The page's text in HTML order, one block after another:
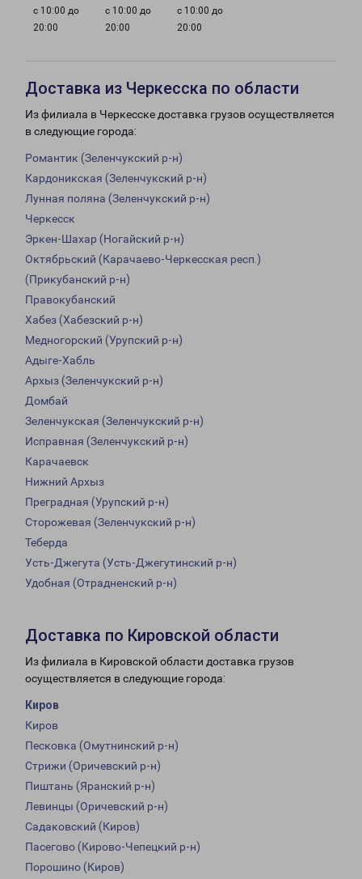
с 10:00 до
20:00
с 10:00 до
20:00
с 10:00 до
20:00
Доставка из Черкесска по области
Из филиала в Черкесске доставка грузов осуществляется
в следующие города:
Романтик (Зеленчукский р-н)
Кардоникская (Зеленчукский р-н)
Лунная поляна (Зеленчукский р-н)
Черкесск
Эркен-Шахар (Ногайский р-н)
Октябрьский (Карачаево-Черкесская респ.)
(Прикубанский р-н)
Правокубанский
Хабез (Хабезский р-н)
Медногорский (Урупский р-н)
Адыге-Хабль
Архыз (Зеленчукский р-н)
Домбай
Зеленчукская (Зеленчукский р-н)
Исправная (Зеленчукский р-н)
Карачаевск
Нижний Архыз
Преградная (Урупский р-н)
Сторожевая (Зеленчукский р-н)
Теберда
Усть-Джегута (Усть-Джегутинский р-н)
Удобная (Отрадненский р-н)
Доставка по Кировской области
Из филиала в Кировской области доставка грузов
осуществляется в следующие города:
Киров
Киров
Песковка (Омутнинский р-н)
Стрижи (Оричевский р-н)
Пиштань (Яранский р-н)
Левинцы (Оричевский р-н)
Садаковский (Киров)
Пасегово (Кирово-Чепецкий р-н)
Порошино (Киров)